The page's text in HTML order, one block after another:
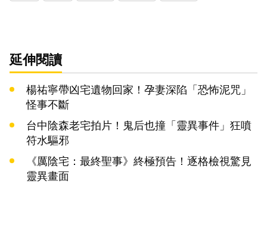
延伸閱讀
楊祐寧帶凶宅遺物回家！孕妻深陷「恐怖泥咒」
怪事不斷
台中陰森老宅拍片！鬼后也撞「靈異事件」狂噴
符水驅邪
《厲陰宅：最終聖事》終極預告！逐格檢視驚見
靈異畫面